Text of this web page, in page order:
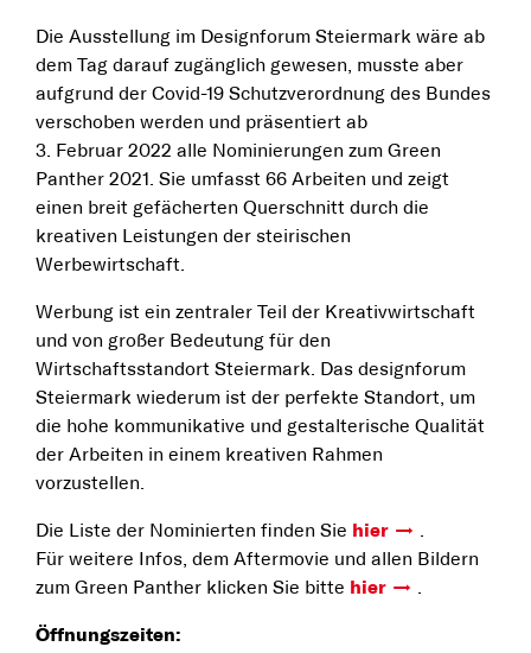
Die Ausstellung im Designforum Steiermark wäre ab
dem Tag darauf zugänglich gewesen, musste aber
aufgrund der Covid-19 Schutzverordnung des Bundes
verschoben werden und präsentiert ab
3. Februar 2022 alle Nominierungen zum Green
Panther 2021. Sie umfasst 66 Arbeiten und zeigt
einen breit gefächerten Querschnitt durch die
kreativen Leistungen der steirischen
Werbewirtschaft.
Werbung ist ein zentraler Teil der Kreativwirtschaft
und von großer Bedeutung für den
Wirtschaftsstandort Steiermark. Das designforum
Steiermark wiederum ist der perfekte Standort, um
die hohe kommunikative und gestalterische Qualität
der Arbeiten in einem kreativen Rahmen
vorzustellen.
Die Liste der Nominierten finden Sie hier
Für weitere Infos, dem Aftermovie und allen Bildern
zum Green Panther klicken Sie bitte hier
Öffnungszeiten: